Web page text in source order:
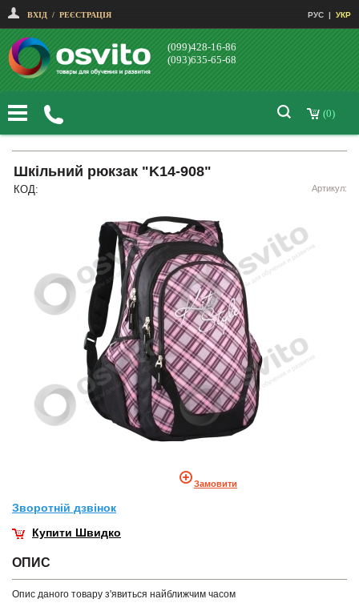
ВХІД / РЕЄСТРАЦІЯ РУС | УКР
(099)428-16-86
(093)635-65-68
(0)
Шкільний рюкзак "K14-908"
КОД: Артикул:
Замовити
Зворотнiй дзвiнок
Купити Швидко
ОПИС
Опис даного товару з'явиться найближчим часом